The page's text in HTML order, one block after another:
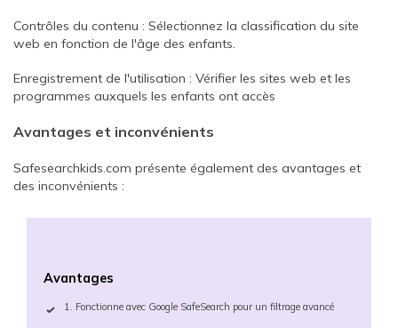
Contrôles du contenu : Sélectionnez la classification du site
web en fonction de l'âge des enfants.
Enregistrement de l'utilisation : Vérifier les sites web et les
programmes auxquels les enfants ont accès
Avantages et inconvénients
Safesearchkids.com présente également des avantages et
des inconvénients :
Avantages
1. Fonctionne avec Google SafeSearch pour un filtrage avancé